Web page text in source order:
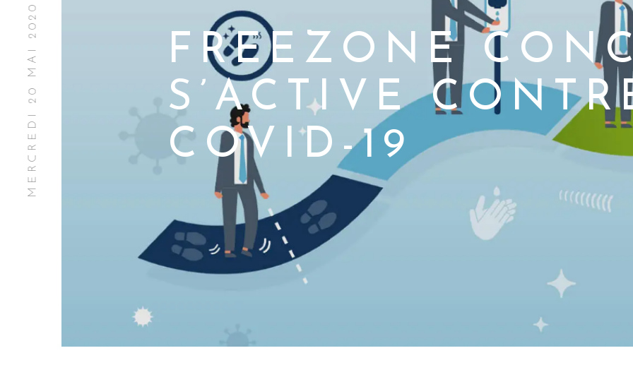
FREEZONE
S’ACTIVE
COVID-19
MERCREDI 20 MAI 2020